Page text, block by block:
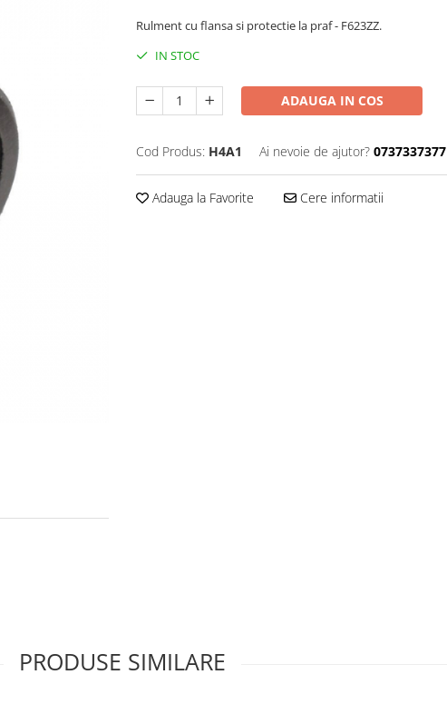
Rulment cu flansa si protectie la praf - F623ZZ.
IN STOC
ADAUGA IN COS
Cod Produs: H4A1 Ai nevoie de ajutor? 0737337377
Adauga la Favorite Cere informatii
PRODUSE SIMILARE